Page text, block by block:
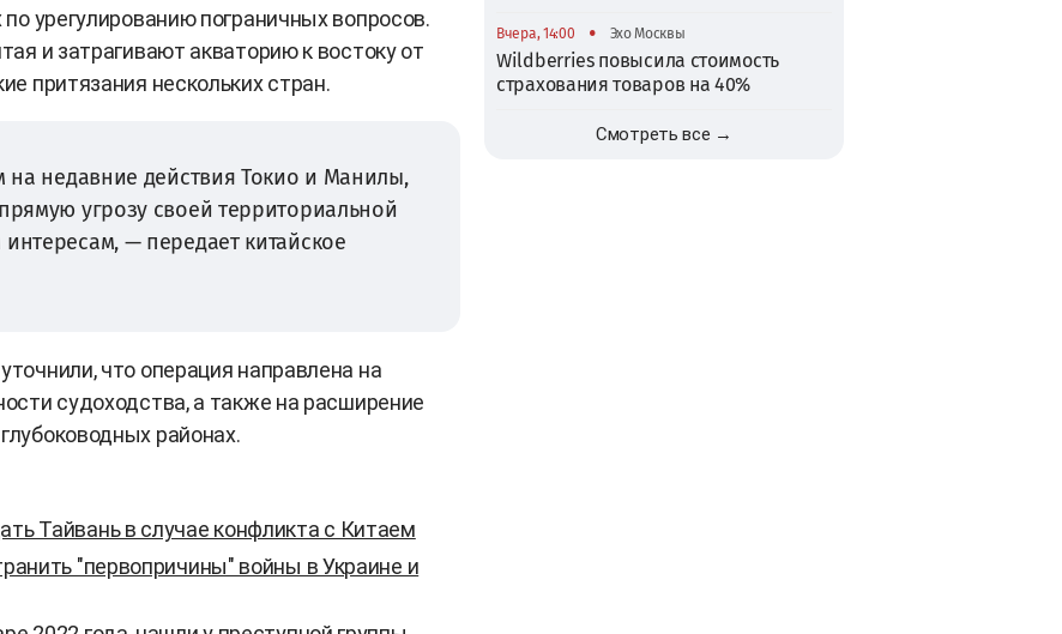
урегулированию пограничных вопросов.
и затрагивают акваторию к востоку от
притязания нескольких стран.
на недавние действия Токио и Манилы,
угрозу своей территориальной
— передает китайское
что операция направлена на
судоходства, а также на расширение
районах.
Тайвань в случае конфликта с Китаем
"первопричины" войны в Украине и
Вчера, 14:00 • Эхо Москвы
Wildberries повысила стоимость
страхования товаров на 40%
Смотреть все →